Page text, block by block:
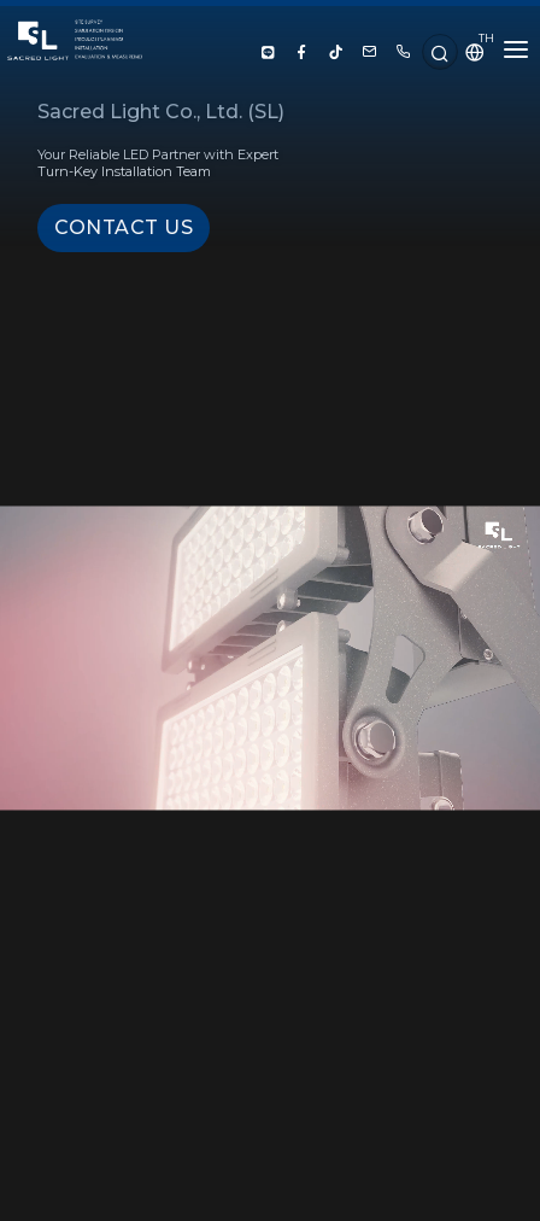
TH
HOME
ABOUT US
PRODUCT
LUX CALCULATOR
Sacred Light Co., Ltd. (SL)
Your Reliable LED Partner with Expert
Turn-Key Installation Team
CONTACT US